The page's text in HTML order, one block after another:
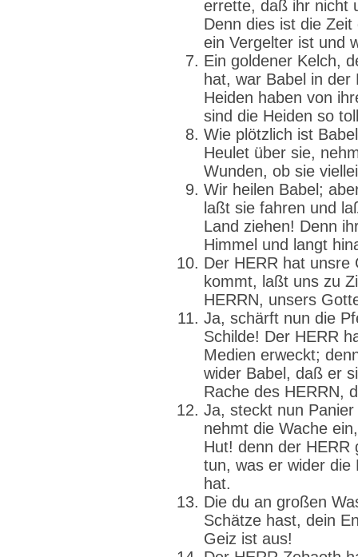
errette, daß ihr nicht
Denn dies ist die
ein Vergelter ist und
Ein goldener Kelch,
hat, war Babel in der
Heiden haben von
sind die Heiden so
Wie plötzlich ist
Heulet über sie,
Wunden, ob sie
Wir heilen Babel;
laßt sie fahren und
Land ziehen! Denn
Himmel und langt
Der HERR hat unsre
kommt, laßt uns zu
HERRN, unsers
Ja, schärft nun die
Schilde! Der HERR
Medien erweckt;
wider Babel, daß er
Rache des HERRN,
Ja, steckt nun
nehmt die Wache
Hut! denn der HERR
tun, was er wider die
hat.
Die du an großen
Schätze hast, dein
Geiz ist aus!